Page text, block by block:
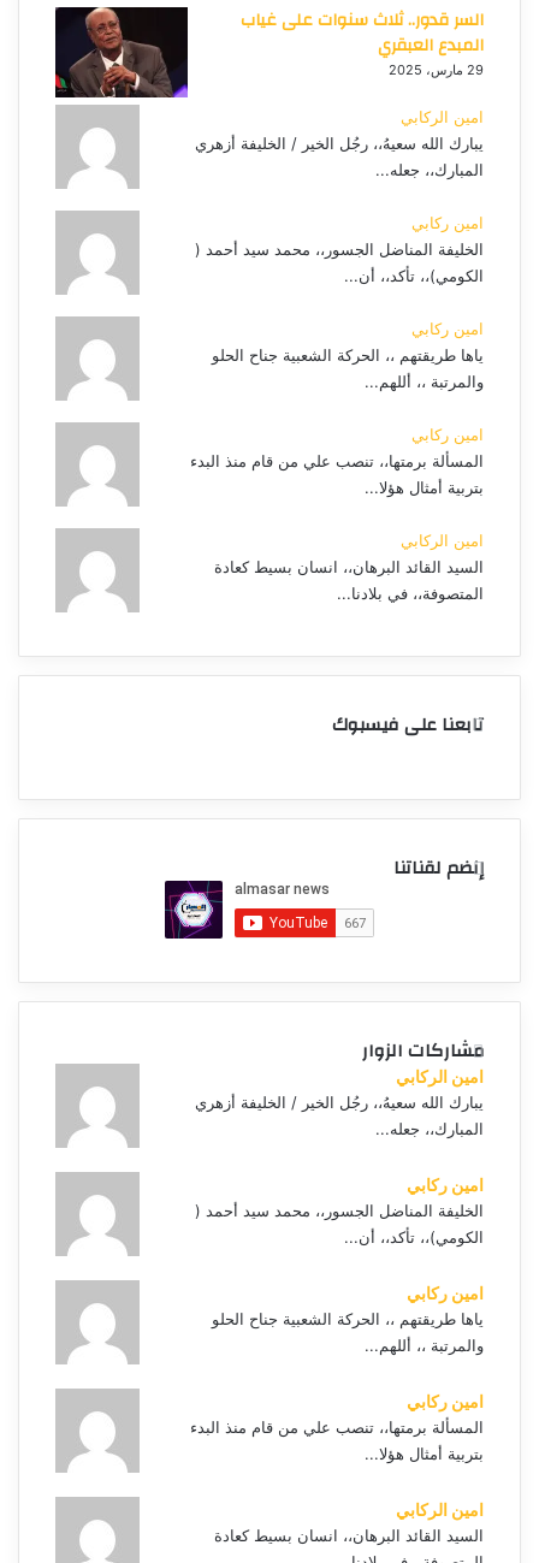
السر قدور.. ثلاث سنوات على غياب
المبدع العبقري
29 مارس، 2025
امين الركابي
يبارك الله سعيهُ،، رجُل الخير / الخليفة أزهري
المبارك،، جعله...
امين ركابي
الخليفة المناضل الجسور،، محمد سيد أحمد (
الكومي)،، تأكد،، أن...
امين ركابي
ياها طريقتهم ،، الحركة الشعبية جناح الحلو
والمرتبة ،، أللهم...
امين ركابي
المسألة برمتها،، تنصب علي من قام منذ البدء
بتربية أمثال هؤلا...
امين الركابي
السيد القائد البرهان،، انسان بسيط كعادة
المتصوفة،، في بلادنا...
تابعنا على فيسبوك
إنضم لقناتنا
مشاركات الزوار
امين الركابي
يبارك الله سعيهُ،، رجُل الخير / الخليفة أزهري
المبارك،، جعله...
امين ركابي
الخليفة المناضل الجسور،، محمد سيد أحمد (
الكومي)،، تأكد،، أن...
امين ركابي
ياها طريقتهم ،، الحركة الشعبية جناح الحلو
والمرتبة ،، أللهم...
امين ركابي
المسألة برمتها،، تنصب علي من قام منذ البدء
بتربية أمثال هؤلا...
امين الركابي
السيد القائد البرهان،، انسان بسيط كعادة